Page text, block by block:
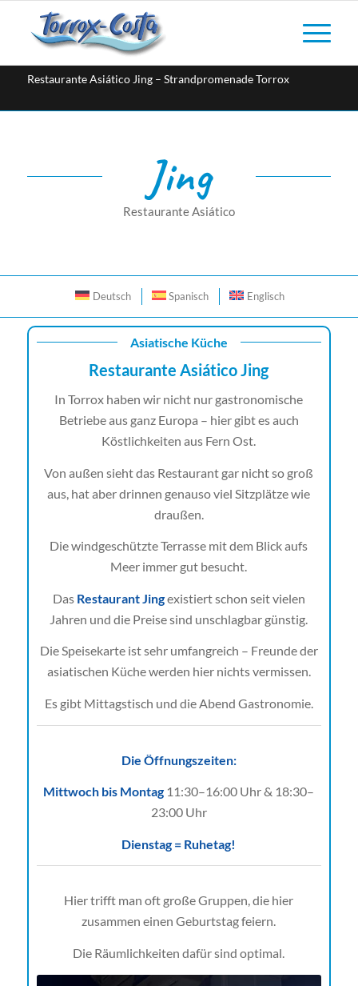
Restaurante Asiático Jing – Strandpromenade Torrox
Jing
Restaurante Asiático
Deutsch Spanisch Englisch
Asiatische Küche
Restaurante Asiático Jing
In Torrox haben wir nicht nur gastronomische
Betriebe aus ganz Europa – hier gibt es auch
Köstlichkeiten aus Fern Ost.
Von außen sieht das Restaurant gar nicht so groß
aus, hat aber drinnen genauso viel Sitzplätze wie
draußen.
Die windgeschützte Terrasse mit dem Blick aufs
Meer immer gut besucht.
Das Restaurant Jingexistiert schon seit vielen
Jahren und die Preise sind unschlagbar günstig.
Die Speisekarte ist sehr umfangreich – Freunde der
asiatischen Küche werden hier nichts vermissen.
Es gibt Mittagstisch und die Abend Gastronomie.
Die Öffnungszeiten:
Mittwoch bis Montag 11:30–16:00 Uhr & 18:30–
23:00 Uhr
Dienstag = Ruhetag!
Hier trifft man oft große Gruppen, die hier
zusammen einen Geburtstag feiern.
Die Räumlichkeiten dafür sind optimal.